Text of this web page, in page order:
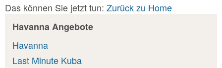
Das können Sie jetzt tun: Zurück zu Home
Havanna Angebote
Havanna
Last Minute Kuba